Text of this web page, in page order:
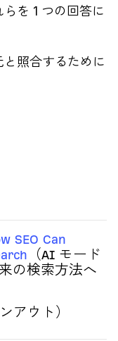
を 1 つの回答に
照合するために
SEO Can
（AI モード
の検索方法へ
アウト）